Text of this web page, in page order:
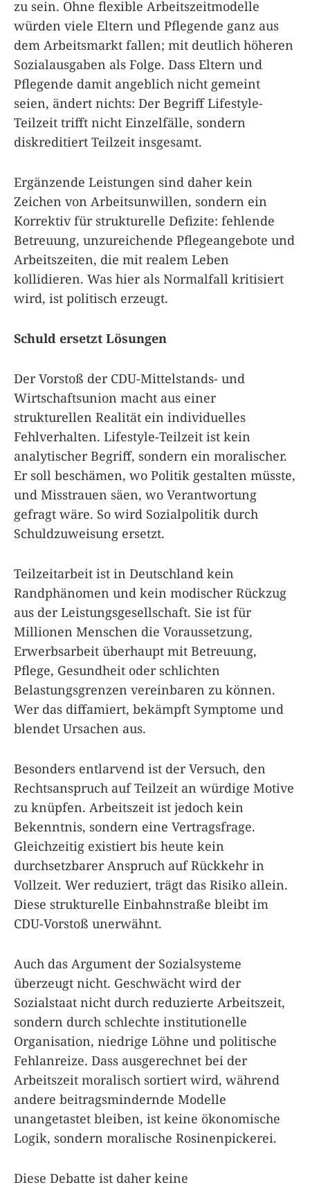
zu sein. Ohne flexible Arbeitszeitmodelle
würden viele Eltern und Pflegende ganz aus
dem Arbeitsmarkt fallen; mit deutlich höheren
Sozialausgaben als Folge. Dass Eltern und
Pflegende damit angeblich nicht gemeint
seien, ändert nichts: Der Begriff Lifestyle-
Teilzeit trifft nicht Einzelfälle, sondern
diskreditiert Teilzeit insgesamt.
Ergänzende Leistungen sind daher kein
Zeichen von Arbeitsunwillen, sondern ein
Korrektiv für strukturelle Defizite: fehlende
Betreuung, unzureichende Pflegeangebote und
Arbeitszeiten, die mit realem Leben
kollidieren. Was hier als Normalfall kritisiert
wird, ist politisch erzeugt.
Schuld ersetzt Lösungen
Der Vorstoß der CDU-Mittelstands- und
Wirtschaftsunion macht aus einer
strukturellen Realität ein individuelles
Fehlverhalten. Lifestyle-Teilzeit ist kein
analytischer Begriff, sondern ein moralischer.
Er soll beschämen, wo Politik gestalten müsste,
und Misstrauen säen, wo Verantwortung
gefragt wäre. So wird Sozialpolitik durch
Schuldzuweisung ersetzt.
Teilzeitarbeit ist in Deutschland kein
Randphänomen und kein modischer Rückzug
aus der Leistungsgesellschaft. Sie ist für
Millionen Menschen die Voraussetzung,
Erwerbsarbeit überhaupt mit Betreuung,
Pflege, Gesundheit oder schlichten
Belastungsgrenzen vereinbaren zu können.
Wer das diffamiert, bekämpft Symptome und
blendet Ursachen aus.
Besonders entlarvend ist der Versuch, den
Rechtsanspruch auf Teilzeit an würdige Motive
zu knüpfen. Arbeitszeit ist jedoch kein
Bekenntnis, sondern eine Vertragsfrage.
Gleichzeitig existiert bis heute kein
durchsetzbarer Anspruch auf Rückkehr in
Vollzeit. Wer reduziert, trägt das Risiko allein.
Diese strukturelle Einbahnstraße bleibt im
CDU-Vorstoß unerwähnt.
Auch das Argument der Sozialsysteme
überzeugt nicht. Geschwächt wird der
Sozialstaat nicht durch reduzierte Arbeitszeit,
sondern durch schlechte institutionelle
Organisation, niedrige Löhne und politische
Fehlanreize. Dass ausgerechnet bei der
Arbeitszeit moralisch sortiert wird, während
andere beitragsmindernde Modelle
unangetastet bleiben, ist keine ökonomische
Logik, sondern moralische Rosinenpickerei.
Diese Debatte ist daher keine